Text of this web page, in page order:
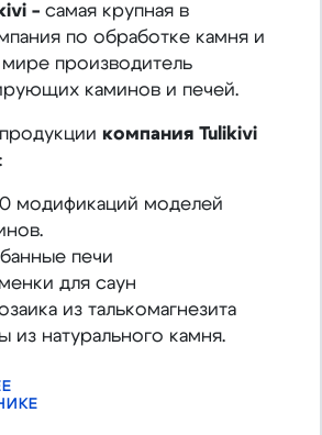
-самая крупная в
по обработке камня и
производитель
каминов и печей.
компания Tulikivi
модификаций моделей
печи
для саун
из талькомагнезита
из натурального камня.